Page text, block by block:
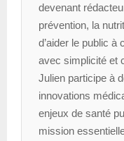
devenant
prévention, la
d’aider le public
avec simplicité et
Julien participe à
innovations
enjeux de santé
mission